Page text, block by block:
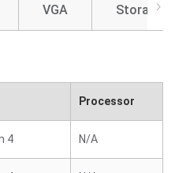
VGA Storage
Processor
4 N/A